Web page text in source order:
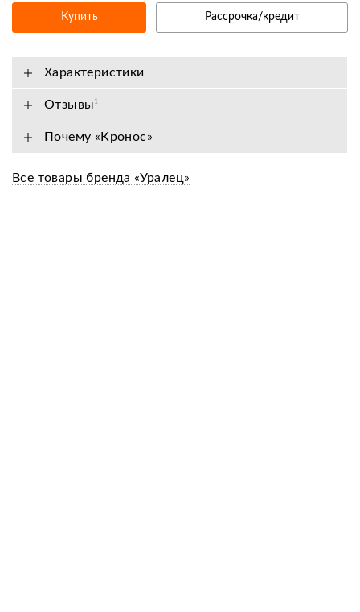
Купить Рассрочка/кредит
Характеристики
Отзывы 1
Почему «Кронос»
Все товары бренда «Уралец»